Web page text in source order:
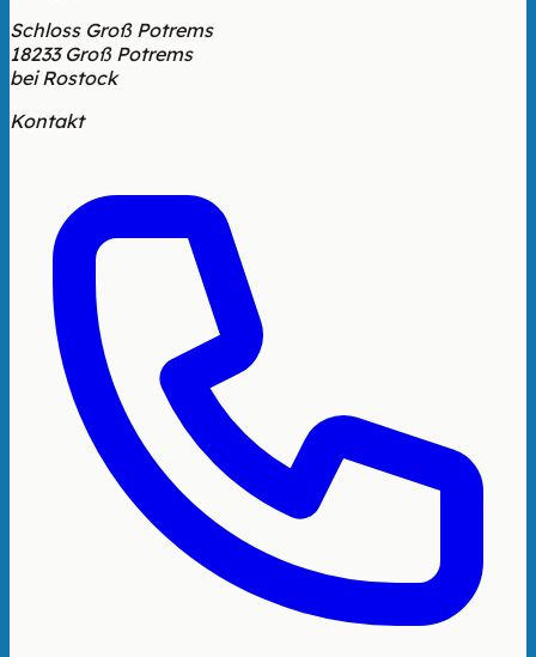
Schloss Groß Potrems
18233 Groß Potrems
bei Rostock
Kontakt